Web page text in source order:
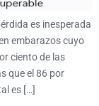
es inesperada
embarazos cuyo
ciento de las
que el 86 por
es […]